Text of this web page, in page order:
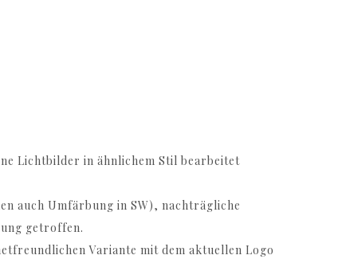
Lichtbilder in ähnlichem Stil bearbeitet
auch Umfärbung in SW), nachträgliche
getroffen.
Variante mit dem aktuellen Logo